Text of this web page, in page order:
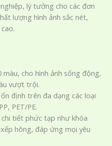
lý tưởng cho các đơn
lượng hình ảnh sắc nét,
màu, cho hình ảnh sống động,
vượt trội.
định trên đa dạng các loại
PET/PE.
tiết phức tạp như khóa
hông, đáp ứng mọi yêu